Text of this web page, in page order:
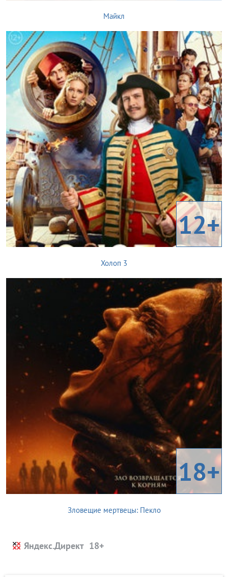
Майкл
12+
Холоп 3
18+
Зловещие мертвецы: Пекло
Яндекс.Директ